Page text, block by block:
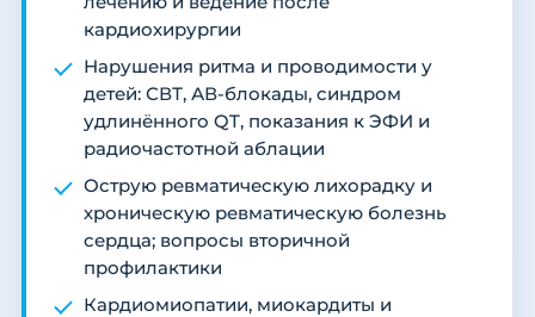
кардиохирургии
Нарушения ритма и проводимости у
детей: СВТ, АВ-блокады, синдром
удлинённого QT, показания к ЭФИ и
радиочастотной аблации
Острую ревматическую лихорадку и
хроническую ревматическую болезнь
сердца; вопросы вторичной
профилактики
Кардиомиопатии, миокардиты и